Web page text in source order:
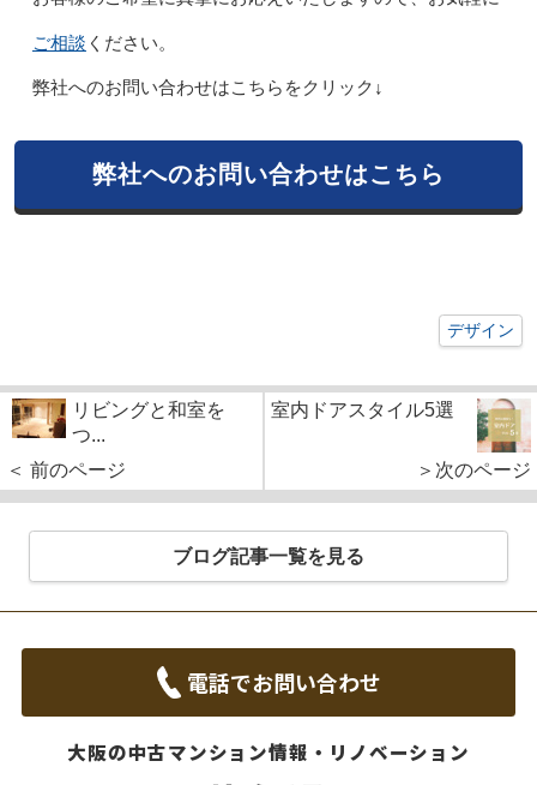
ご相談 ください。
弊社へのお問い合わせはこちらをクリック↓
弊社へのお問い合わせはこちら
デザイン
リビングと和室を
つ...
＜ 前のページ
室内ドアスタイル5選
＞次のページ
ブログ記事一覧を見る
電話でお問い合わせ
大阪の中古マンション情報・リノベーション